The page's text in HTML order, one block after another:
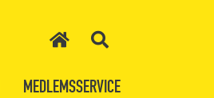
MEDLEMSSERVICE